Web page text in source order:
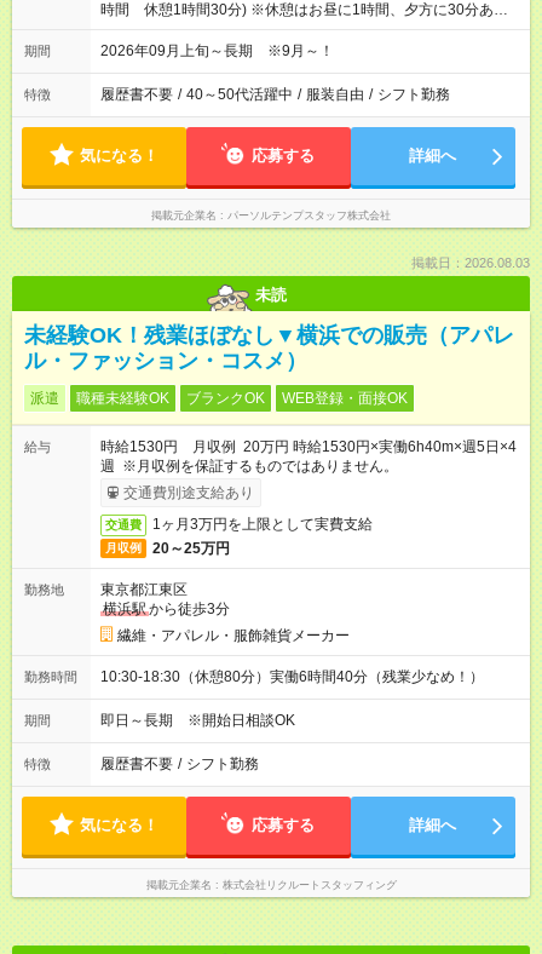
時間 休憩1時間30分) ※休憩はお昼に1時間、夕方に30分ありま
す
期間 2026年09月上旬～長期 ※9月～！
特徴 履歴書不要 / 40～50代活躍中 / 服装自由 / シフト勤務
気になる！ 応募する 詳細へ
掲載元企業名 パーソルテンプスタッフ株式会社
掲載日：2026.08.03
未読
未経験OK！残業ほぼなし▼横浜での販売（アパレ
ル・ファッション・コスメ）
派遣 職種未経験OK ブランクOK WEB登録・面接OK
給与
時給1530円 月収例 20万円 時給1530円×実働6h40m×週5日×4
週 ※月収例を保証するものではありません。
交通費別途支給あり
交通費 1ヶ月3万円を上限として実費支給
月収例 20～25万円
勤務地
東京都江東区
横浜駅から徒歩3分
繊維・アパレル・服飾雑貨メーカー
勤務時間 10:30-18:30（休憩80分）実働6時間40分（残業少なめ！）
期間 即日～長期 ※開始日相談OK
特徴 履歴書不要 / シフト勤務
気になる！ 応募する 詳細へ
掲載元企業名 株式会社リクルートスタッフィング